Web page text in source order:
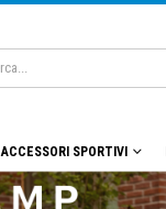
ACCESSORI SPORTIVI